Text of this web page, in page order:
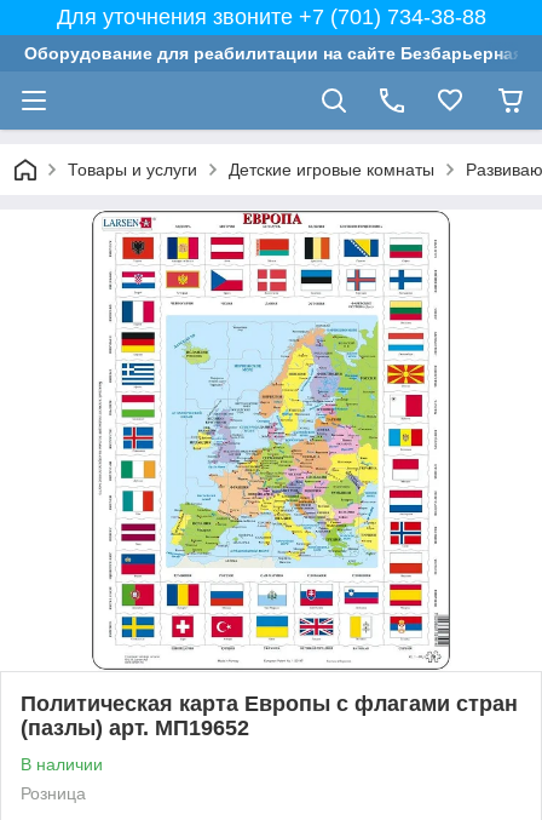
Для уточнения звоните +7 (701) 734-38-88
Оборудование для реабилитации на сайте Безбарьерная
Товары и услуги Детские игровые комнаты
Политическая карта Европы с флагами стран
(пазлы) арт. МП19652
В наличии
Розница